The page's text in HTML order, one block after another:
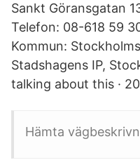
Sankt Göransgatan
Telefon: 08-618 59
Kommun:
Stadshagens IP,
talking about this ·
Hämta